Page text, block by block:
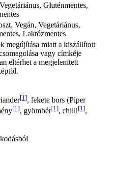
Gluténmentes,
Vegán, Vegetáriánus,
Laktózmentes
megújítása miatt a kiszállított
vagy címkéje
eltérhet a megjelenített
[1], fekete bors (Piper
[1], gyömbér[1], chilli[1],